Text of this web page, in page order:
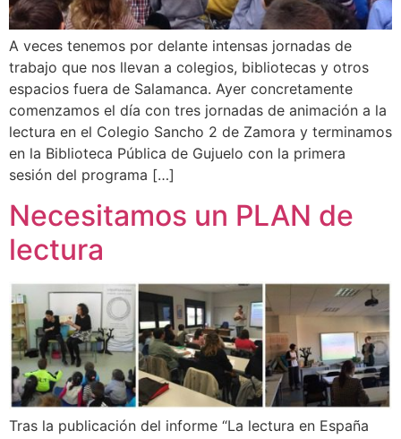
A veces tenemos por delante intensas jornadas de
trabajo que nos llevan a colegios, bibliotecas y otros
espacios fuera de Salamanca. Ayer concretamente
comenzamos el día con tres jornadas de animación a la
lectura en el Colegio Sancho 2 de Zamora y terminamos
en la Biblioteca Pública de Gujuelo con la primera
sesión del programa […]
Necesitamos un PLAN de
lectura
Tras la publicación del informe “La lectura en España